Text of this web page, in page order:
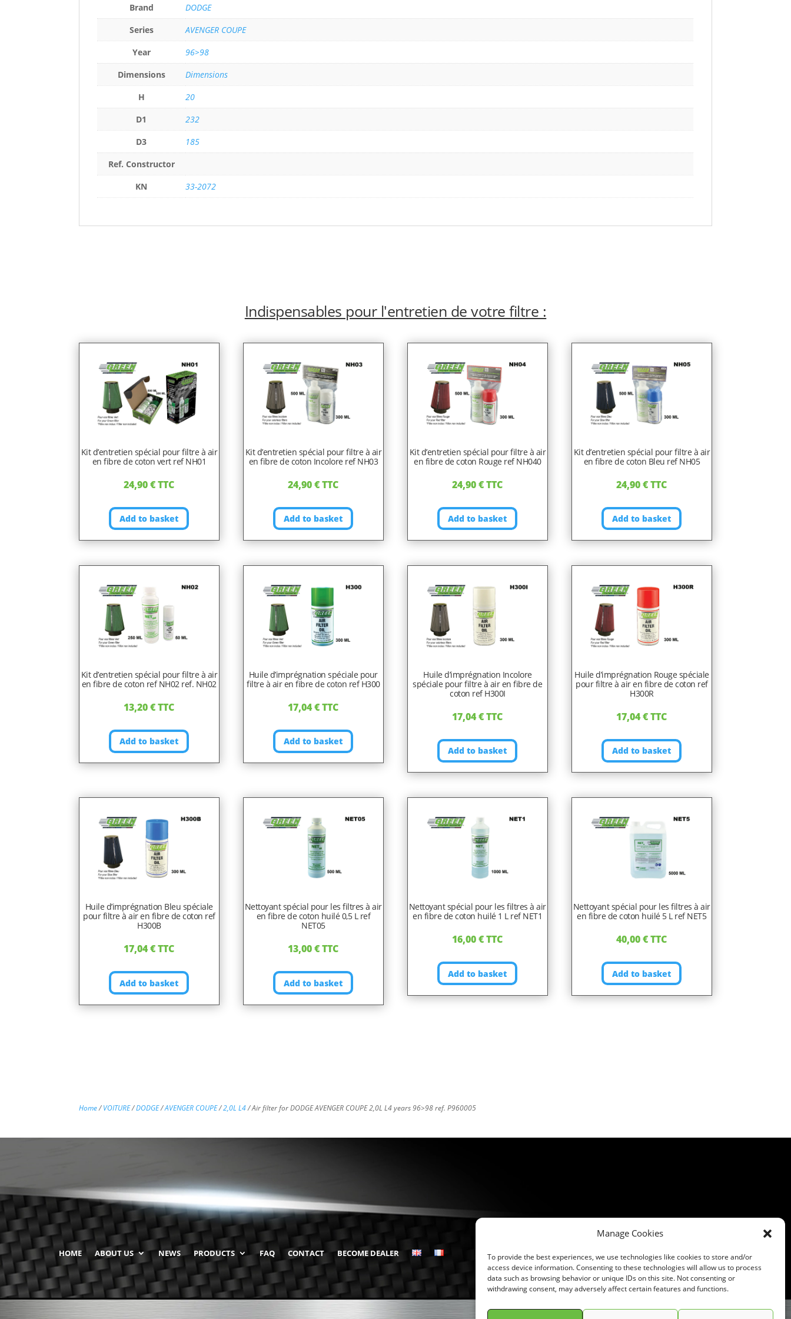
Manage Cookies
To provide the best experiences, we use technologies like cookies to store and/or
access device information. Consenting to these technologies will allow us to process
data such as browsing behavior or unique IDs on this site. Not consenting or
withdrawing consent, may adversely affect certain features and functions.
Brand
DODGE
Series
AVENGER COUPE
Year
96>98
Dimensions
Dimensions
H
20
D1
232
D3
185
Ref. Constructor
KN
33-2072
Indispensables pour l'entretien de votre filtre :
Kit d’entretien spécial pour filtre à air
en fibre de coton vert ref NH01
24,90€ TTC
Add to basket
Kit d’entretien spécial pour filtre à air
en fibre de coton Incolore ref NH03
24,90€ TTC
Add to basket
Kit d’entretien spécial pour filtre à air
en fibre de coton Rouge ref NH040
24,90€ TTC
Add to basket
Kit d’entretien spécial pour filtre à air
en fibre de coton Bleu ref NH05
24,90€ TTC
Add to basket
Kit d’entretien spécial pour filtre à air
en fibre de coton ref NH02 ref. NH02
13,20€ TTC
Add to basket
Huile d’imprégnation spéciale pour
filtre à air en fibre de coton ref H300
17,04€ TTC
Add to basket
Huile d’imprégnation Incolore
spéciale pour filtre à air en fibre de
coton ref H300I
17,04€ TTC
Add to basket
Huile d’imprégnation Rouge spéciale
pour filtre à air en fibre de coton ref
H300R
17,04€ TTC
Add to basket
Huile d’imprégnation Bleu spéciale
pour filtre à air en fibre de coton ref
H300B
17,04€ TTC
Add to basket
Nettoyant spécial pour les filtres à air
en fibre de coton huilé 0,5 L ref
NET05
13,00€ TTC
Add to basket
Nettoyant spécial pour les filtres à air
en fibre de coton huilé 1 L ref NET1
16,00€ TTC
Add to basket
Nettoyant spécial pour les filtres à air
en fibre de coton huilé 5 L ref NET5
40,00€ TTC
Add to basket
Home/VOITURE/DODGE/AVENGER COUPE/2,0L L4/ Air filter for DODGE AVENGER COUPE 2,0L L4 years 96>98 ref. P960005
HOME ABOUT US NEWS PRODUCTS FAQ CONTACT BECOME DEALER